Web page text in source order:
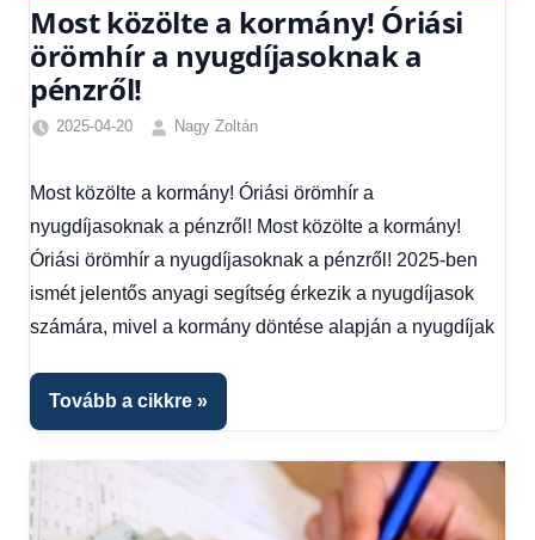
Most közölte a kormány! Óriási
örömhír a nyugdíjasoknak a
pénzről!
2025-04-20
Nagy Zoltán
hírek,
Gazdaság,
Hírek,
Hírek
kézből,
Most közölte a kormány! Óriási örömhír a
nyugdíjasoknak a pénzről! Most közölte a kormány!
Óriási örömhír a nyugdíjasoknak a pénzről! 2025-ben
ismét jelentős anyagi segítség érkezik a nyugdíjasok
számára, mivel a kormány döntése alapján a nyugdíjak
Tovább a cikkre